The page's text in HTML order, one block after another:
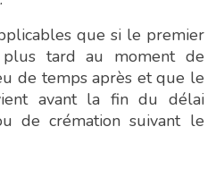
que si le premier
tard au moment de
de temps après et que le
avant la fin du délai
de crémation suivant le